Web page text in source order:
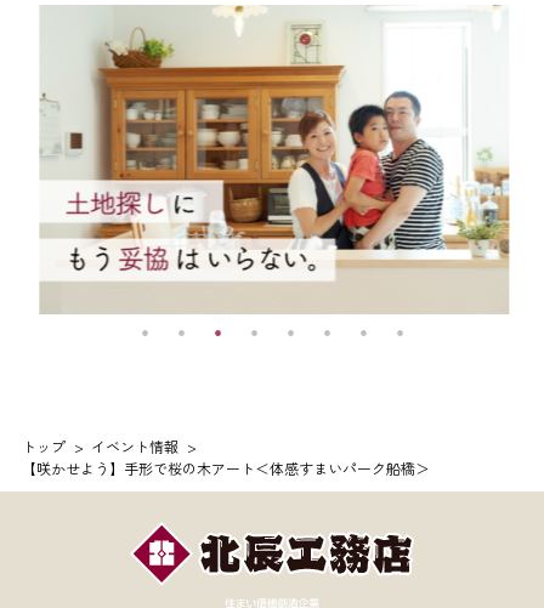
トップ
イベント情報
【咲かせよう】手形で桜の木アート＜体感すまいパーク船橋＞